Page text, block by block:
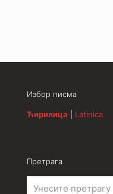
Избор писма
Ћирилица Latinica
Претрага